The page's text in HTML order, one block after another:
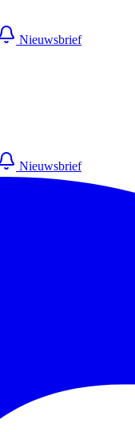
Nieuwsbrief
Nieuwsbrief